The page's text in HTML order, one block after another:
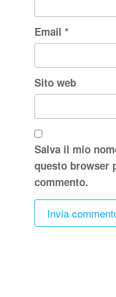
Email *
Sito web
Salva il mio
questo browser
commento.